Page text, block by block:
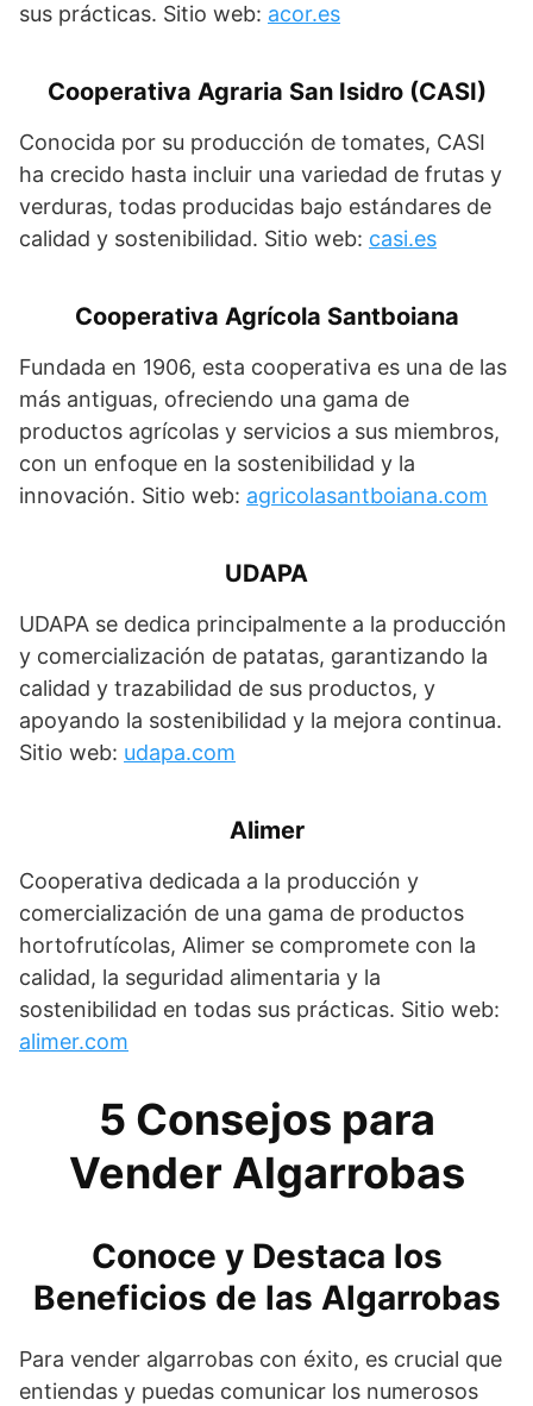
sus prácticas. Sitio web: acor.es
Cooperativa Agraria San Isidro (CASI)
Conocida por su producción de tomates, CASI
ha crecido hasta incluir una variedad de frutas y
verduras, todas producidas bajo estándares de
calidad y sostenibilidad. Sitio web: casi.es
Cooperativa Agrícola Santboiana
Fundada en 1906, esta cooperativa es una de las
más antiguas, ofreciendo una gama de
productos agrícolas y servicios a sus miembros,
con un enfoque en la sostenibilidad y la
innovación. Sitio web: agricolasantboiana.com
UDAPA
UDAPA se dedica principalmente a la producción
y comercialización de patatas, garantizando la
calidad y trazabilidad de sus productos, y
apoyando la sostenibilidad y la mejora continua.
Sitio web: udapa.com
Alimer
Cooperativa dedicada a la producción y
comercialización de una gama de productos
hortofrutícolas, Alimer se compromete con la
calidad, la seguridad alimentaria y la
sostenibilidad en todas sus prácticas. Sitio web:
alimer.com
5 Consejos para
Vender Algarrobas
Conoce y Destaca los
Beneficios de las Algarrobas
Para vender algarrobas con éxito, es crucial que
entiendas y puedas comunicar los numerosos